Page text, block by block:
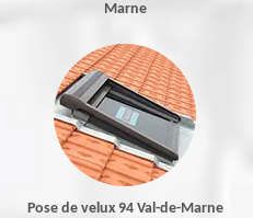
Marne
Pose de velux 94 Val-de-Marne